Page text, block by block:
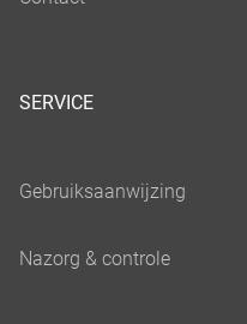
SERVICE